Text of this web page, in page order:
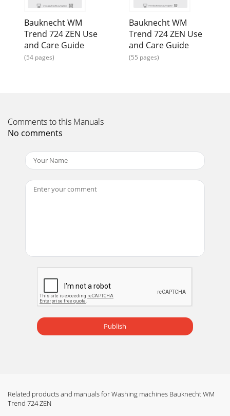
Bauknecht WM
Trend 724 ZEN Use
and Care Guide
(54 pages)
Bauknecht WM
Trend 724 ZEN Use
and Care Guide
(55 pages)
Comments to this Manuals
No comments
Publish
Related products and manuals for Washing machines Bauknecht WM
Trend 724 ZEN